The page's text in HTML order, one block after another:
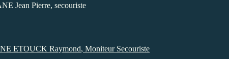
Pierre, secouriste
ETOUCK Raymond, Moniteur Secouriste